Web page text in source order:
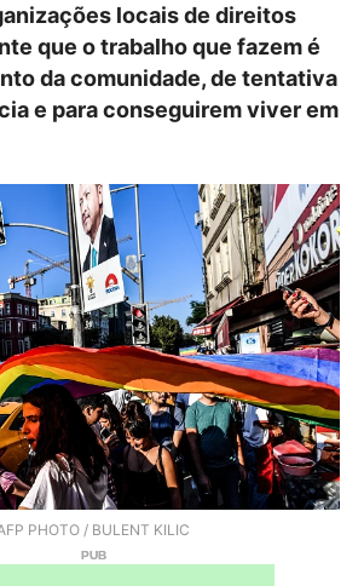
locais de direitos
que o trabalho que fazem é
da comunidade, de tentativa
e para conseguirem viver em
PHOTO / BULENT KILIC